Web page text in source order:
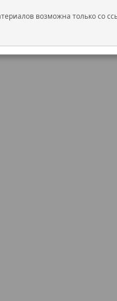
возможна только со